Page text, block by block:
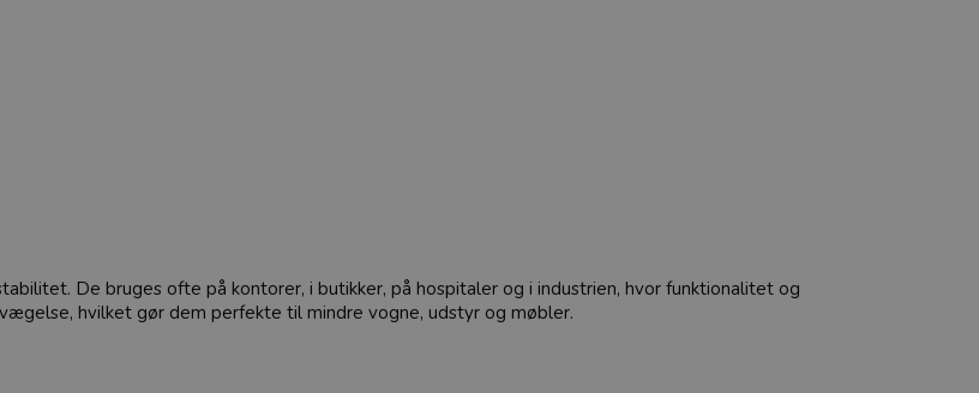
De bruges ofte på kontorer, i butikker, på hospitaler og i industrien, hvor funktionalitet og
hvilket gør dem perfekte til mindre vogne, udstyr og møbler.